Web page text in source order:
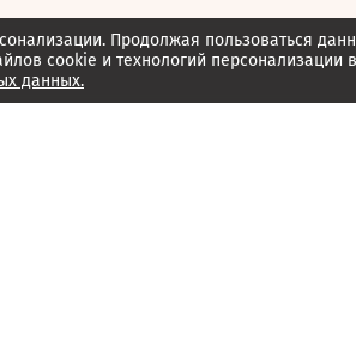
Продолжая пользоваться
cookie и технологий персонализации в
данных.